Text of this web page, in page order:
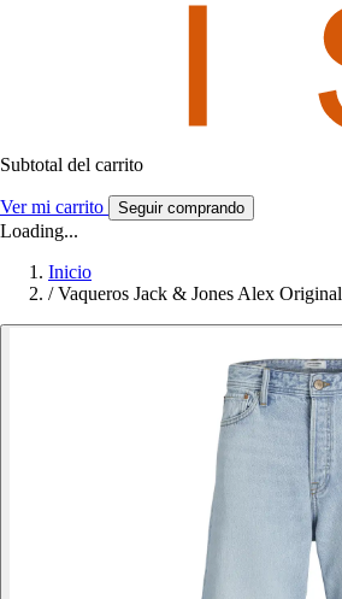
Subtotal del carrito
Ver mi carrito Seguir comprando
Loading...
Inicio
/ Vaqueros Jack & Jones Alex